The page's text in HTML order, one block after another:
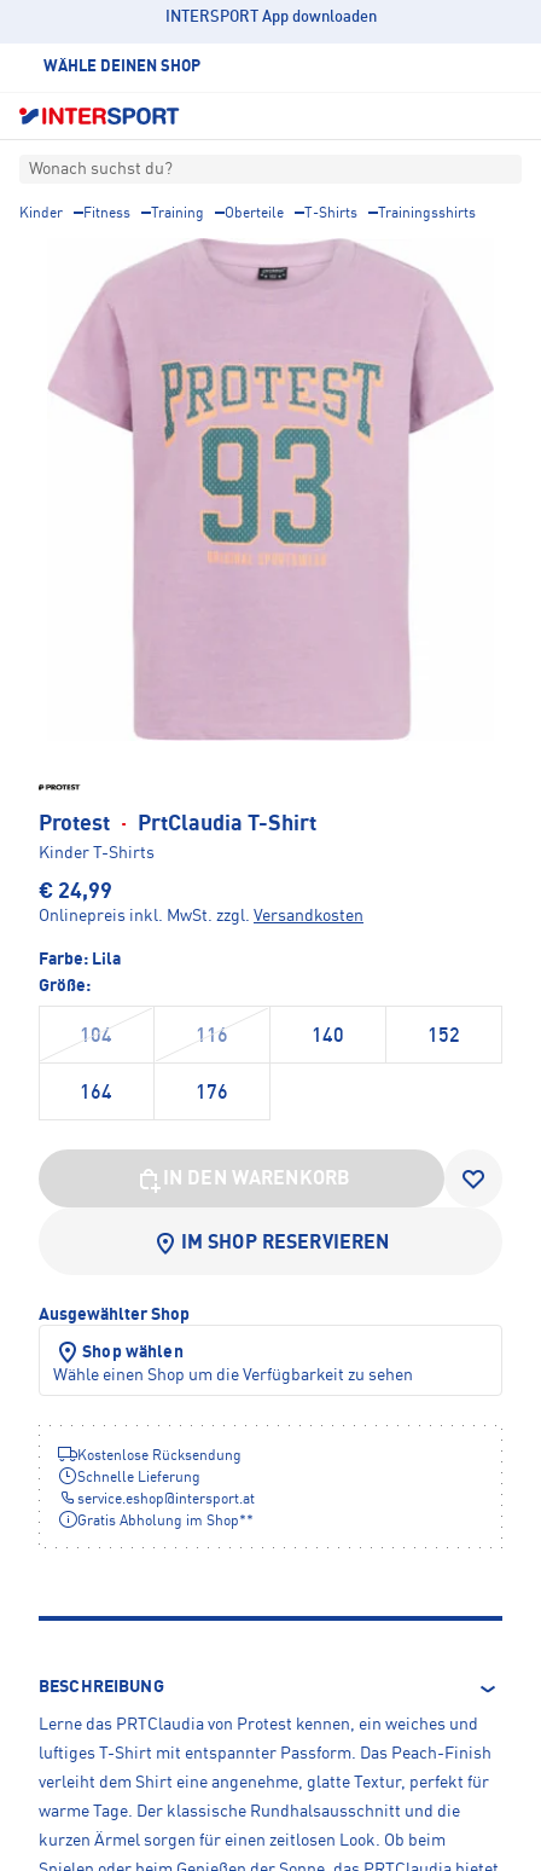
INTERSPORT App downloaden
WÄHLE DEINEN SHOP
Wonach suchst du?
Kinder Fitness Training Oberteile T-Shirts Trainingsshirts
Protest · PrtClaudia T-Shirt
Kinder T-Shirts
€ 24,99
Onlinepreis inkl. MwSt. zzgl. Versandkosten
Farbe: Lila
Größe:
104 116 140 152
164 176
IN DEN WARENKORB
IM SHOP RESERVIEREN
Ausgewählter Shop
Shop wählen
Wähle einen Shop um die Verfügbarkeit zu sehen
Kostenlose Rücksendung
Schnelle Lieferung
service.eshop@ intersport.at
Gratis Abholung im Shop**
BESCHREIBUNG
Lerne das PRTClaudia von Protest kennen, ein weiches und
luftiges T-Shirt mit entspannter Passform. Das Peach-Finish
verleiht dem Shirt eine angenehme, glatte Textur, perfekt für
warme Tage. Der klassische Rundhalsausschnitt und die
kurzen Ärmel sorgen für einen zeitlosen Look. Ob beim